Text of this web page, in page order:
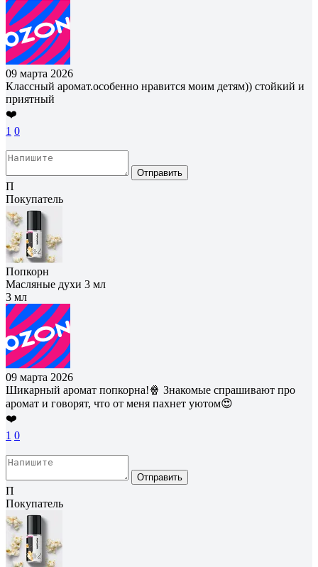
09 марта 2026
Классный аромат.особенно нравится моим детям)) стойкий и
приятный
❤️
1 0
Отправить
П
Покупатель
Попкорн
Масляные духи 3 мл
3 мл
09 марта 2026
Шикарный аромат попкорна!🍿 Знакомые спрашивают про
аромат и говорят, что от меня пахнет уютом😍
❤️
1 0
Отправить
П
Покупатель